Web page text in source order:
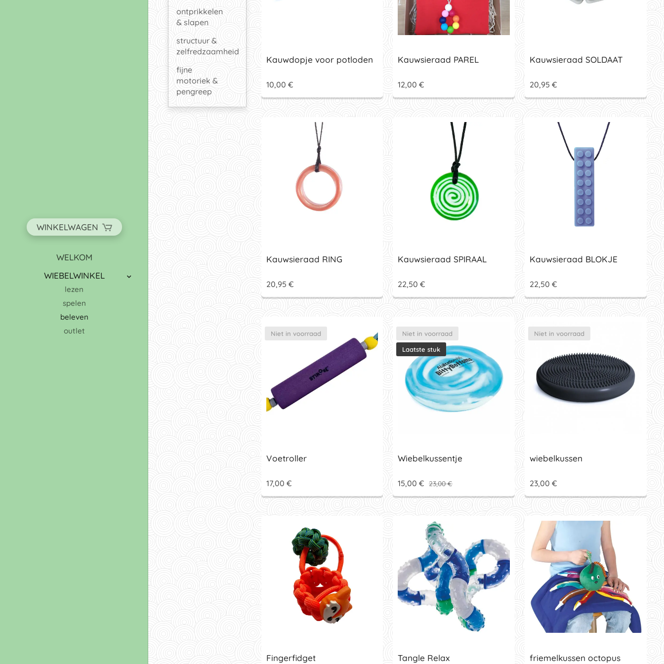
WINKELWAGEN
WELKOM
WIEBELWINKEL
lezen
spelen
beleven
outlet
ontprikkelen
& slapen
structuur &
zelfredzaamheid
fijne
motoriek &
pengreep
Kauwdopje voor potloden
10,00 €
Kauwsieraad PAREL
12,00 €
Kauwsieraad SOLDAAT
20,95 €
Kauwsieraad RING
20,95 €
Kauwsieraad SPIRAAL
22,50 €
Kauwsieraad BLOKJE
22,50 €
Voetroller
Niet in voorraad
17,00 €
Wiebelkussentje
Niet in voorraad
Laatste stuk
15,00 € 23,00€
wiebelkussen
Niet in voorraad
23,00 €
Fingerfidget Tangle Relax friemelkussen octopus